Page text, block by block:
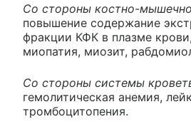
Со стороны костно-
повышение содержание
фракции КФК в плазме
миопатия, миозит,
Со стороны системы
гемолитическая анемия,
тромбоцитопения.